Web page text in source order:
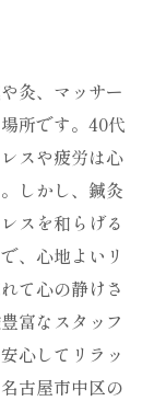
せ
想
の方法
性
ズされた鍼
性
ズドケア
感
灸、マッサー
所です。40代
スや疲労は心
しかし、鍼灸
スを和らげる
、心地よいリ
て心の静けさ
富なスタッフ
心してリラッ
古屋市中区の